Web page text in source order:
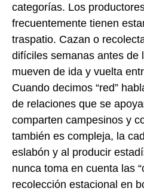
categorías. Los
frecuentemente tienen
traspatio. Cazan o
difíciles semanas antes de
mueven de ida y vuelta
Cuando decimos “red”
de relaciones que se
comparten campesinos y
también es compleja, la
eslabón y al producir
nunca toma en cuenta las
recolección estacional en